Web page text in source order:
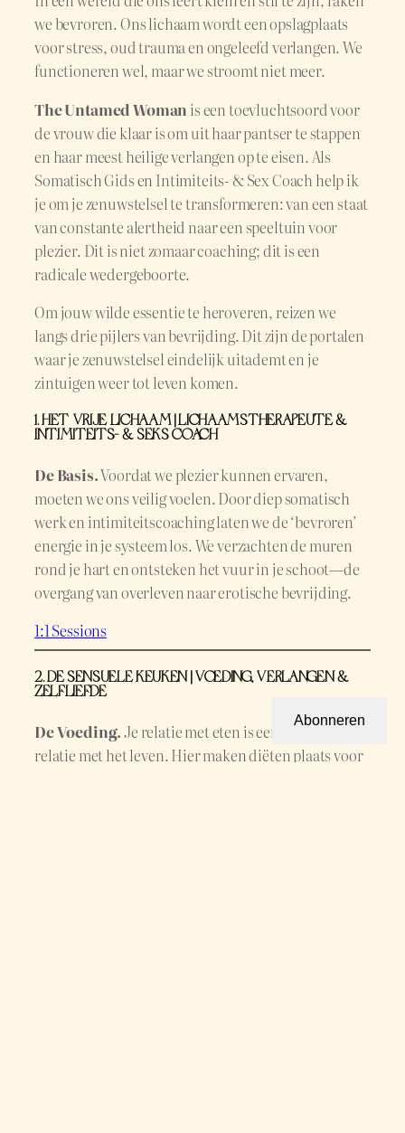
we bevroren. Ons lichaam wordt een opslagplaats
voor stress, oud trauma en ongeleefd verlangen. We
functioneren wel, maar we stroomt niet meer.
The Untamed Woman is een toevluchtsoord voor
de vrouw die klaar is om uit haar pantser te stappen
en haar meest heilige verlangen op te eisen. Als
Somatisch Gids en Intimiteits- & Sex Coach help ik
je om je zenuwstelsel te transformeren: van een staat
van constante alertheid naar een speeltuin voor
plezier. Dit is niet zomaar coaching; dit is een
radicale wedergeboorte.
Om jouw wilde essentie te heroveren, reizen we
langs drie pijlers van bevrijding. Dit zijn de portalen
waar je zenuwstelsel eindelijk uitademt en je
zintuigen weer tot leven komen.
1. HET VRIJE LICHAAM | LICHAAMSTHERAPEUTE &
INTIMITEITS- & SEKS COACH
De Basis.Voordat we plezier kunnen ervaren,
moeten we ons veilig voelen. Door diep somatisch
werk en intimiteitscoaching laten we de ‘bevroren’
energie in je systeem los. We verzachten de muren
rond je hart en ontsteken het vuur in je schoot—de
overgang van overleven naar erotische bevrijding.
1:1 Sessions
2. DE SENSUELE KEUKEN | VOEDING, VERLANGEN &
ZELFLIEFDE
De Voeding.Je relatie met eten is een spiegel van je
relatie met het leven. Hier maken diëten plaats voor
Abonneren